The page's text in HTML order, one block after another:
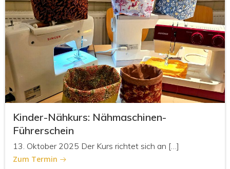
Kinder-Nähkurs: Nähmaschinen-
Führerschein
13. Oktober 2025 Der Kurs richtet sich an […]
Zum Termin